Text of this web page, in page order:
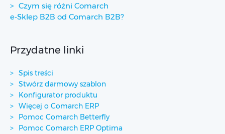
Czym się różni Comarch
e-Sklep B2B od Comarch B2B?
Przydatne linki
Spis treści
Stwórz darmowy szablon
Konfigurator produktu
Więcej o Comarch ERP
Pomoc Comarch Betterfly
Pomoc Comarch ERP Optima